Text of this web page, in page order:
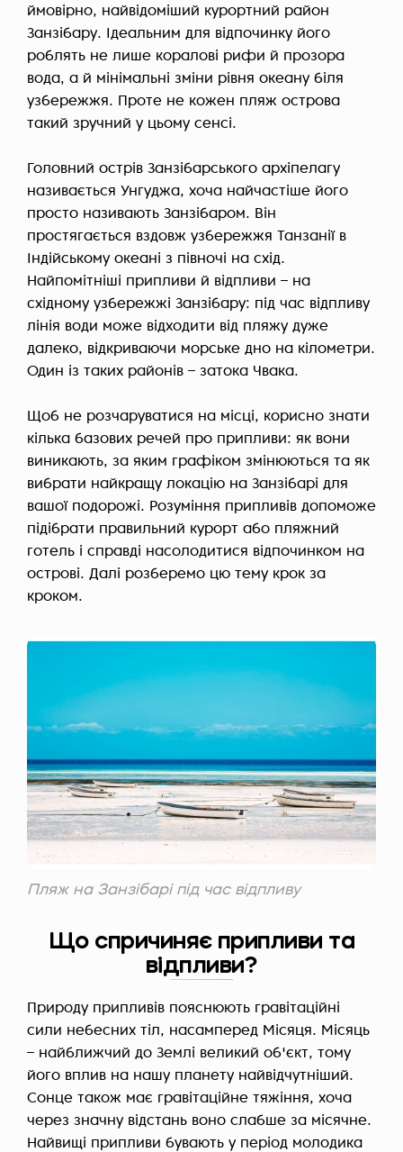
ймовірно, найвідоміший курортний район
Занзібару. Ідеальним для відпочинку його
роблять не лише коралові рифи й прозора
вода, а й мінімальні зміни рівня океану біля
узбережжя. Проте не кожен пляж острова
такий зручний у цьому сенсі.
Головний острів Занзібарського архіпелагу
називається Унгуджа, хоча найчастіше його
просто називають Занзібаром. Він
простягається вздовж узбережжя Танзанії в
Індійському океані з півночі на схід.
Найпомітніші припливи й відпливи – на
східному узбережжі Занзібару: під час відпливу
лінія води може відходити від пляжу дуже
далеко, відкриваючи морське дно на кілометри.
Один із таких районів – затока Чвака.
Щоб не розчаруватися на місці, корисно знати
кілька базових речей про припливи: як вони
виникають, за яким графіком змінюються та як
вибрати найкращу локацію на Занзібарі для
вашої подорожі. Розуміння припливів допоможе
підібрати правильний курорт або пляжний
готель і справді насолодитися відпочинком на
острові. Далі розберемо цю тему крок за
кроком.
Пляж на Занзібарі під час відпливу
Що спричиняє припливи та
відпливи?
Природу припливів пояснюють гравітаційні
сили небесних тіл, насамперед Місяця. Місяць
– найближчий до Землі великий об'єкт, тому
його вплив на нашу планету найвідчутніший.
Сонце також має гравітаційне тяжіння, хоча
через значну відстань воно слабше за місячне.
Найвищі припливи бувають у період молодика